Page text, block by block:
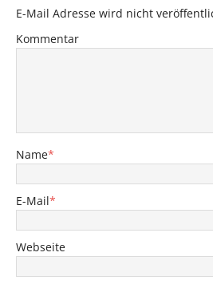
E-Mail Adresse wird nicht
Kommentar
Name*
E-Mail*
Webseite